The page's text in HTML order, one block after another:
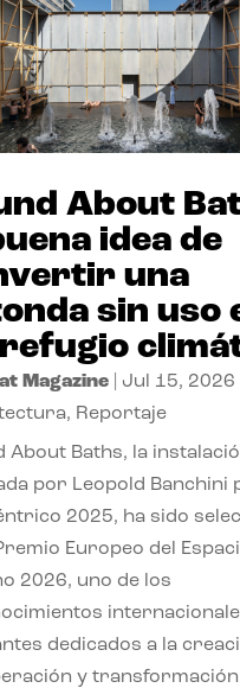
About
idea de
una
sin uso
Magazine| Jul 15, 2026
, Reportaje
About Baths, la
por Leopold Banchini
2025, ha sido
Europeo del
2026, uno de los
dedicados a la
y transformación